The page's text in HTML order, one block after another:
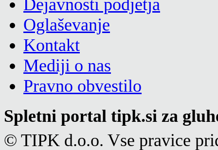
Dejavnosti podjetja
Oglaševanje
Kontakt
Mediji o nas
Pravno obvestilo
Spletni portal tipk.si za
© TIPK d.o.o. Vse pravice